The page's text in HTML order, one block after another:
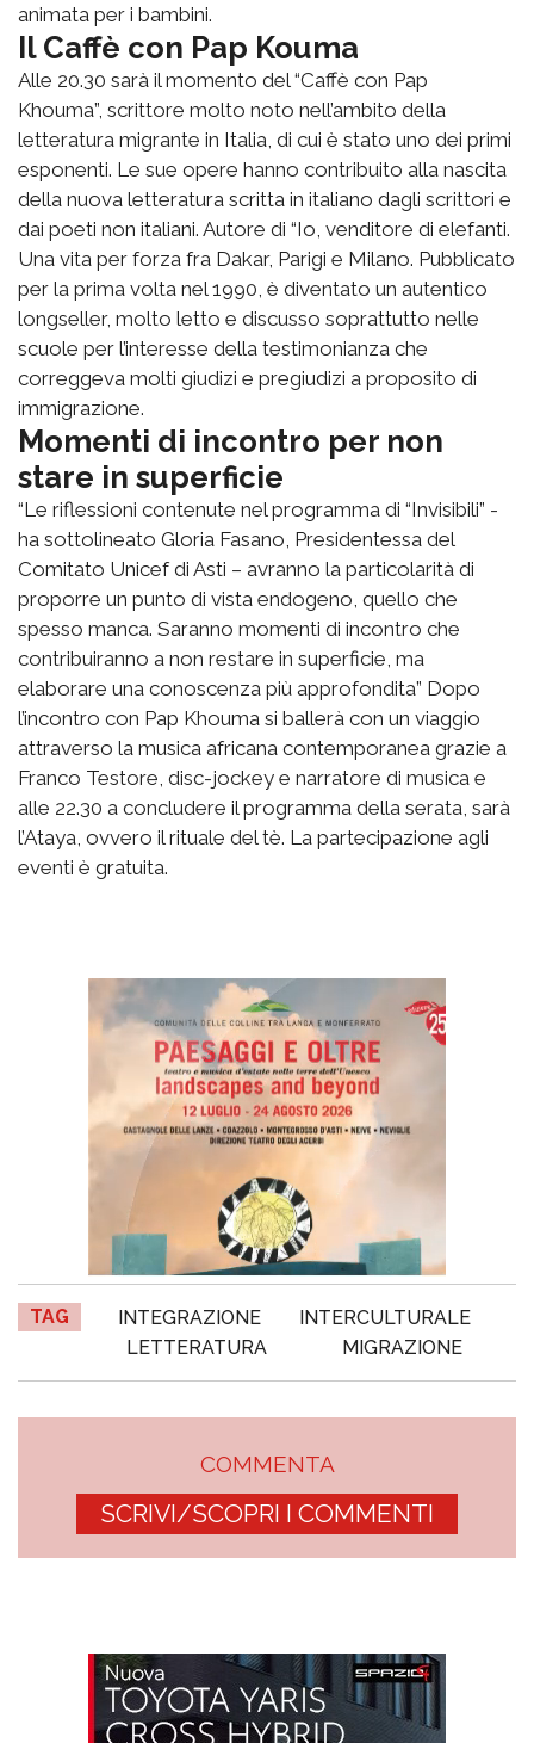
animata per i bambini.
Il Caffè con Pap Kouma
Alle 20.30 sarà il momento del “Caffè con Pap
Khouma”, scrittore molto noto nell’ambito della
letteratura migrante in Italia, di cui è stato uno dei primi
esponenti. Le sue opere hanno contribuito alla nascita
della nuova letteratura scritta in italiano dagli scrittori e
dai poeti non italiani. Autore di “Io, venditore di elefanti.
Una vita per forza fra Dakar, Parigi e Milano. Pubblicato
per la prima volta nel 1990, è diventato un autentico
longseller, molto letto e discusso soprattutto nelle
scuole per l’interesse della testimonianza che
correggeva molti giudizi e pregiudizi a proposito di
immigrazione.
Momenti di incontro per non
stare in superficie
“Le riflessioni contenute nel programma di “Invisibili” -
ha sottolineato Gloria Fasano, Presidentessa del
Comitato Unicef di Asti – avranno la particolarità di
proporre un punto di vista endogeno, quello che
spesso manca. Saranno momenti di incontro che
contribuiranno a non restare in superficie, ma
elaborare una conoscenza più approfondita” Dopo
l’incontro con Pap Khouma si ballerà con un viaggio
attraverso la musica africana contemporanea grazie a
Franco Testore, disc-jockey e narratore di musica e
alle 22.30 a concludere il programma della serata, sarà
l’Ataya, ovvero il rituale del tè. La partecipazione agli
eventi è gratuita.
TAG INTEGRAZIONE
INTERCULTURALE
LETTERATURA
MIGRAZIONE
COMMENTA
SCRIVI/SCOPRI I COMMENTI